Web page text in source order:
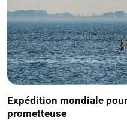
Expédition mondiale
prometteuse